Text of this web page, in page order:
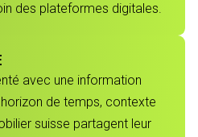
des plateformes digitales.
avec une information
de temps, contexte
suisse partagent leur